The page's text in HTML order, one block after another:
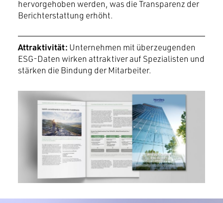
hervorgehoben werden, was die Transparenz der
Berichterstattung erhöht.
Attraktivität: Unternehmen mit überzeugenden
ESG-Daten wirken attraktiver auf Spezialisten und
stärken die Bindung der Mitarbeiter.